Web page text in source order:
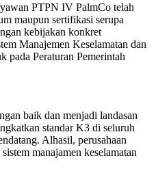
PTPN IV PalmCo telah
maupun sertifikasi serupa
kebijakan konkret
Manajemen Keselamatan dan
pada Peraturan Pemerintah
baik dan menjadi landasan
standar K3 di seluruh
Alhasil, perusahaan
manajamen keselamatan